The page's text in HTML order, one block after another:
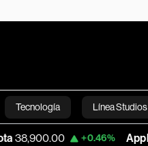
Tecnología Línea Studios
English
+0.46% Apple 312.93